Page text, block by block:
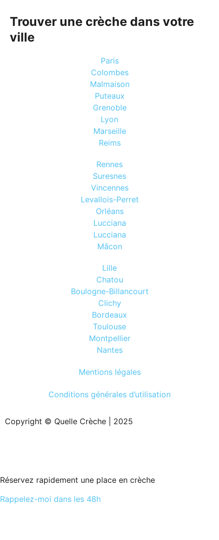
Trouver une crèche dans votre
ville
Paris
Colombes
Malmaison
Puteaux
Grenoble
Lyon
Marseille
Reims
Rennes
Suresnes
Vincennes
Levallois-Perret
Orléans
Lucciana
Lucciana
Mâcon
Lille
Chatou
Boulogne-Billancourt
Clichy
Bordeaux
Toulouse
Montpellier
Nantes
Mentions légales
Conditions générales d’utilisation
Copyright © Quelle Crèche | 2025
Réservez rapidement une place en crèche
Rappelez-moi dans les 48h